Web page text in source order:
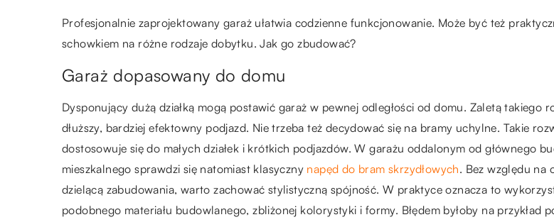
Profesjonalnie zaprojektowany garaż ułatwia codzienne funkcjonowanie. Może być też
schowkiem na różne rodzaje dobytku. Jak go zbudować?
Garaż dopasowany do domu
Dysponujący dużą działką mogą postawić garaż w pewnej odległości od domu. Zaletą takiego
dłuższy, bardziej efektowny podjazd. Nie trzeba też decydować się na bramy uchylne. Takie
dostosowuje się do małych działek i krótkich podjazdów. W garażu oddalonym od głównego
mieszkalnego sprawdzi się natomiast klasyczny napęd do bram skrzydłowych. Bez względu na
dzielącą zabudowania, warto zachować stylistyczną spójność. W praktyce oznacza to
podobnego materiału budowlanego, zbliżonej kolorystyki i formy. Błędem byłoby na przykład